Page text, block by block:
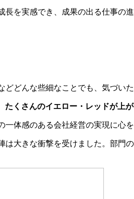
を実感でき、成果の出る仕事の
どんな些細なことでも、気づい
くさんのイエロー・レッドが上が
体感のある会社経営の実現に心を
は大きな衝撃を受けました。部門